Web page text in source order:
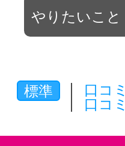
やりたいこと
標準
口コ
口コ